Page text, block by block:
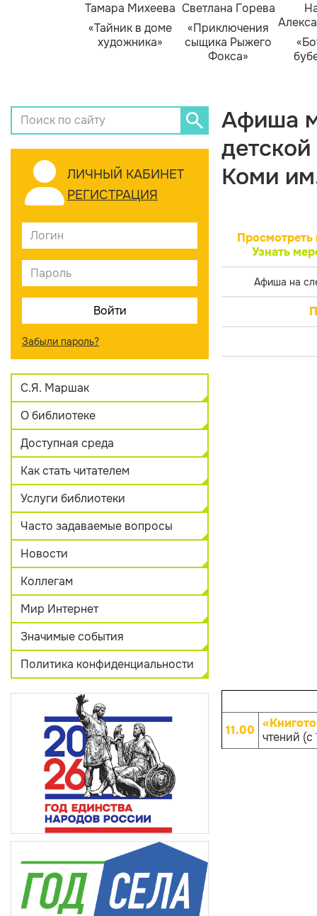
Тамара Михеева
«Тайник в доме
художника»
Светлана Горева
«Приключения
сыщика Рыжего
Фокса»
ЛИЧНЫЙ КАБИНЕТ
РЕГИСТРАЦИЯ
Забыли пароль?
С.Я. Маршак
О библиотеке
Доступная среда
Как стать читателем
Услуги библиотеки
Часто задаваемые вопросы
Новости
Коллегам
Мир Интернет
Значимые события
Политика конфиденциальности
Афиша
Коми
Просмотреть
Узнать
Афиша на
11.00 чтений (с